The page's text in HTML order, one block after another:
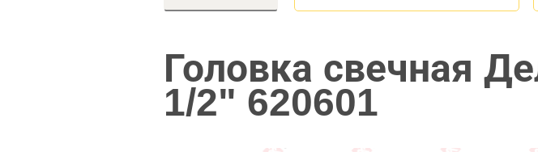
Головка свечная
1/2" 620601